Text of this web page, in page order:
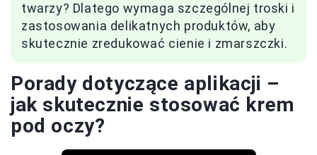
twarzy? Dlatego wymaga szczególnej troski i
zastosowania delikatnych produktów, aby
skutecznie zredukować cienie i zmarszczki.
Porady dotyczące aplikacji –
jak skutecznie stosować krem
pod oczy?